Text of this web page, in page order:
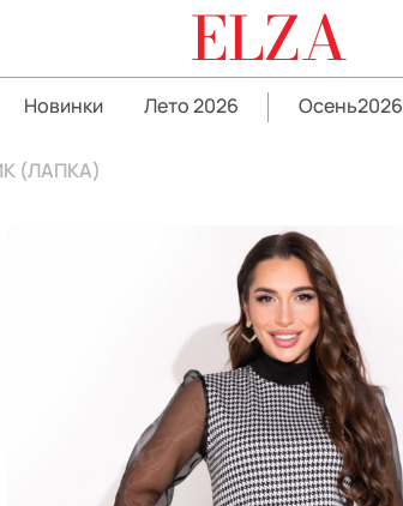
ELZA
Новинки Лето 2026 Осень2026
(ЛАПКА)